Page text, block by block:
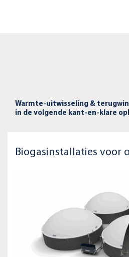
Warmte-uitwisseling &
in de volgende kant-en-klare
Biogasinstallaties voor